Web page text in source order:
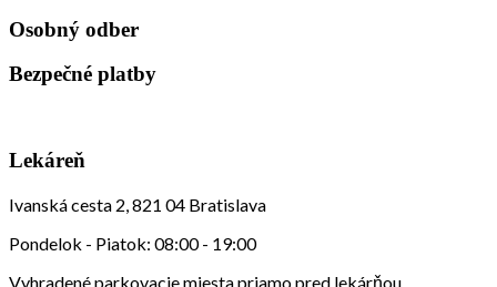
Osobný odber
Bezpečné platby
Lekáreň
Ivanská cesta 2, 821 04 Bratislava
Pondelok - Piatok: 08:00 - 19:00
Vyhradené parkovacie miesta priamo pred lekárňou